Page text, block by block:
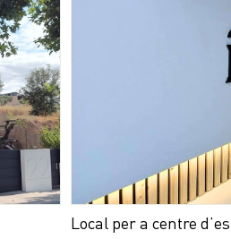
Local per a centre